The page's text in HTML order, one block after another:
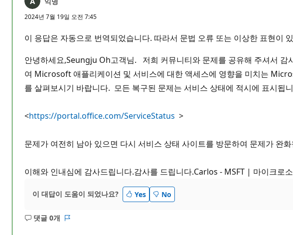
2024년 7월 19일 오전 7:45
이 응답은 자동으로 번역되었습니다. 따라서 문법 오류 또는 이상한 표현이
안녕하세요,Seungju Oh고객님. 저희 커뮤니티와 문제를 공유해 주셔서
여 Microsoft 애플리케이션 및 서비스에 대한 액세스에 영향을 미치는
를 살펴보시기 바랍니다. 모든 복구된 문제는 서비스 상태에 적시에 표시됩
<https://portal.office.com/ServiceStatus >
문제가 여전히 남아 있으면 다시 서비스 상태 사이트를 방문하여 문제가 완
이해와 인내심에 감사드립니다.감사를 드립니다.Carlos - MSFT | 마이크로
이 대답이 도움이 되었나요? Yes No
댓글 0개
설